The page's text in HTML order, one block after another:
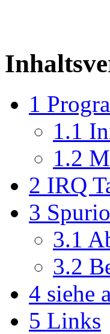
1
1.1
1.2
2 IRQ
3
3.1
3.2
4 siehe
5 Links